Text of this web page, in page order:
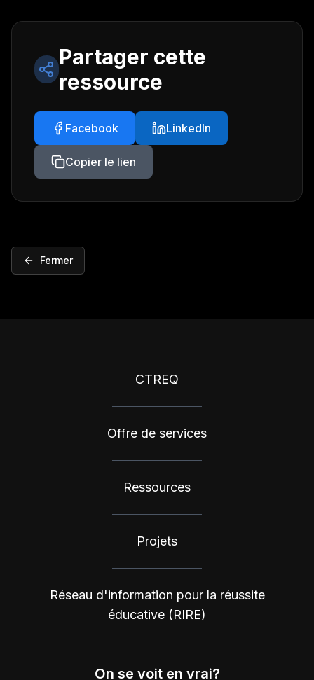
Partager cette
ressource
Facebook LinkedIn
Copier le lien
Fermer
CTREQ
Offre de services
Ressources
Projets
Réseau d'information pour la réussite
éducative (RIRE)
On se voit en vrai?